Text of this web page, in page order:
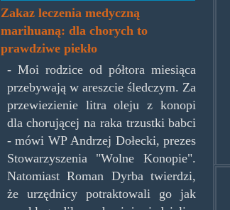
Zakaz leczenia medyczną
marihuaną: dla chorych to
prawdziwe piekło
- Moi rodzice od półtora miesiąca
przebywają w areszcie śledczym. Za
przewiezienie litra oleju z konopi
dla chorującej na raka trzustki babci
- mówi WP Andrzej Dołecki, prezes
Stowarzyszenia "Wolne Konopie".
Natomiast Roman Dyrba twierdzi,
że urzędnicy potraktowali go jak